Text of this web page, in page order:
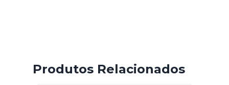
Produtos Relacionados